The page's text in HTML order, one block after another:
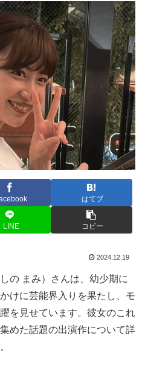
はてブ
LINE コピー
2024.12.19
の まみ）さんは、幼少期に
けに芸能界入りを果たし、モ
を見せています。彼女のこれ
めた話題の出演作について詳